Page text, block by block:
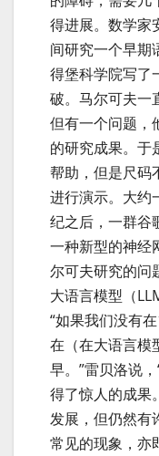
得进展。数学家
间研究一个早期
得堡科学院写了
破。马尔可夫一
但有一个问题，
的研究成果。于
帮助，但是尺码
进行演示。大约
纪之后，一群谷
一种新型的神
尔可夫研究的问
大语言模型（
“如果我们没有
在（在大语言模
早。”雷贝洛说
得了惊人的成果
发展，但仍然有
常见的现象，亦